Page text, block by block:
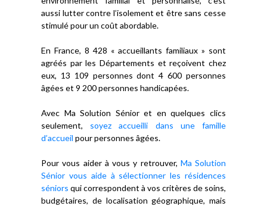
aussi lutter contre l’isolement et être sans cesse
stimulé pour un coût abordable.
En France, 8 428 « accueillants familiaux » sont
agréés par les Départements et reçoivent chez
eux, 13 109 personnes dont 4 600 personnes
âgées et 9 200 personnes handicapées.
Avec Ma Solution Sénior et en quelques clics
seulement, soyez accueilli dans une famille
d’accueil pour personnes âgées.
Pour vous aider à vous y retrouver, Ma Solution
Sénior vous aide à sélectionner les résidences
séniors qui correspondent à vos critères de soins,
budgétaires, de localisation géographique, mais